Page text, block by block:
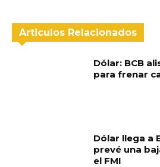
Articulos Relacionados
Dólar: BCB
para frenar
Dólar llega a
prevé una
el FMI